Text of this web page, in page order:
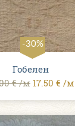
-30%
Гобелен
€ /м17.50 € /м